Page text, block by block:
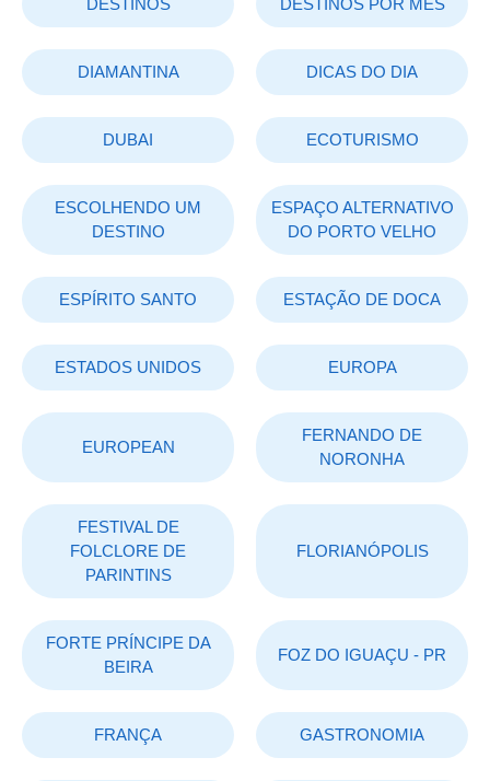
DESTINOS DESTINOS POR MÊS
DIAMANTINA DICAS DO DIA
DUBAI ECOTURISMO
ESCOLHENDO UM
DESTINO
ESPAÇO ALTERNATIVO
DO PORTO VELHO
ESPÍRITO SANTO ESTAÇÃO DE DOCA
ESTADOS UNIDOS EUROPA
EUROPEAN
FERNANDO DE
NORONHA
FESTIVAL DE
FOLCLORE DE
PARINTINS
FLORIANÓPOLIS
FORTE PRÍNCIPE DA
BEIRA
FOZ DO IGUAÇU - PR
FRANÇA GASTRONOMIA